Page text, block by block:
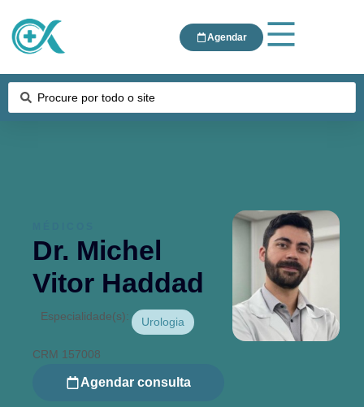
Agendar
Dr. Michel
Vitor Haddad
Especialidade(s): Urologia
CRM 157008
Agendar consulta